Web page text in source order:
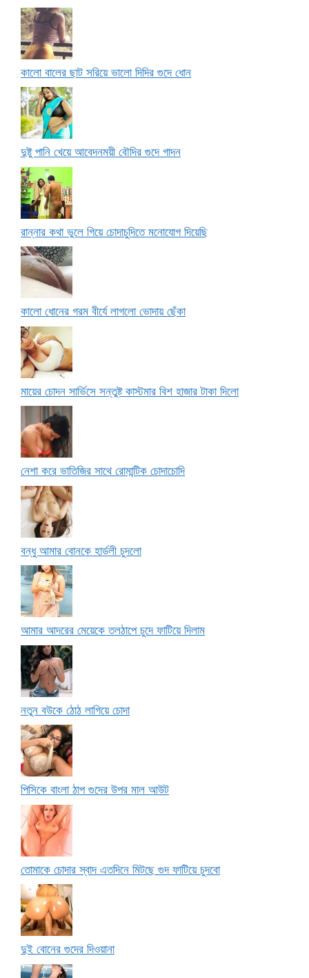
কালো বালের ছাট সরিয়ে ভালো দিদির গুদে ধোন
দুষ্টু পানি খেয়ে আবেদনময়ী বৌদির গুদে গাদন
রান্নার কথা ভুলে গিয়ে চোদাচুদিতে মনোযোগ দিয়েছি
কালো ধোনের গরম বীর্যে লাগলো ভোদায় ছেঁকা
মায়ের চোদন সার্ভিসে সন্তুষ্ট কাস্টমার বিশ হাজার টাকা দিলো
নেশা করে ভাতিজির সাথে রোমান্টিক চোদাচোদি
বন্ধু আমার বোনকে হার্ডলী চুদলো
আমার আদরের মেয়েকে তলঠাপে চুদে ফাটিয়ে দিলাম
নতুন বউকে ঠোঠ লাগিয়ে চোদা
পিসিকে বাংলা ঠাপ গুদের উপর মাল আউট
তোমাকে চোদার স্বাদ এতদিনে মিটছে গুদ ফাটিয়ে চুদবো
দুই বোনের গুদের দিওয়ানা